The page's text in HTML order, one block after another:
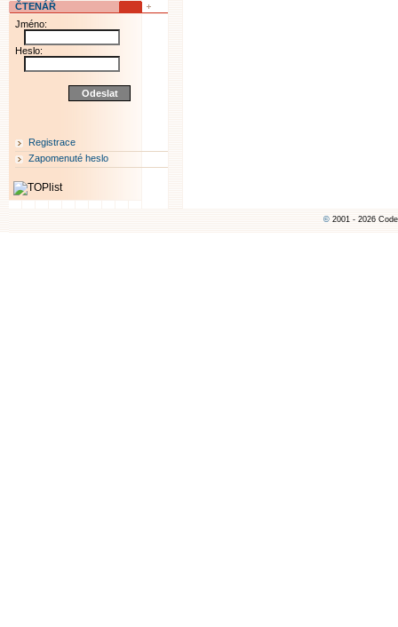
ČTENÁŘ
Jméno:
Heslo:
Registrace
Zapomenuté heslo
© 2001 - 2026